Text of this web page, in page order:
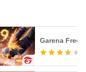
Garena Free